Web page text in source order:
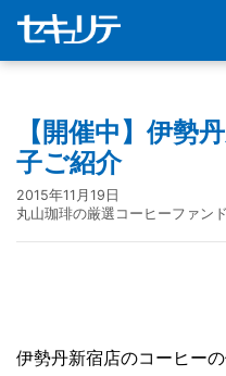
【開催中】伊勢
子ご紹介
2015年11月19日
丸山珈琲の厳選コーヒーファ
伊勢丹新宿店のコーヒー